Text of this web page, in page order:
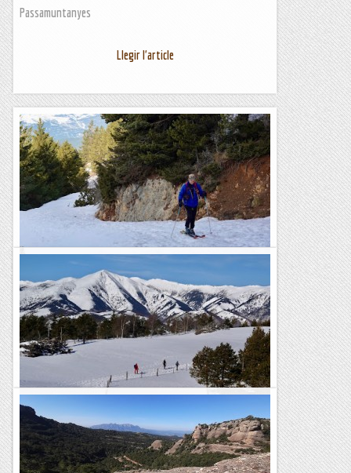
Passamuntanyes
Llegir l'article
Passejada amb esquís als Rasos de Peguera
Avui hem tornat als Rasos de Peguera per fer-hi una
passejada amb esquís aprofitant la nevada dels darrers dies.
És un itinerari que ja havíem fet fa uns anys en...
Blog de muntanya
Passejada amb esquís per Coll d'Ares
Aquest hivern ha caigut molta neu als Pirineus, una situació
que contrasta amb l’experiència dels darrers anys, en què la
innivació ha estat, en general, fluixa....